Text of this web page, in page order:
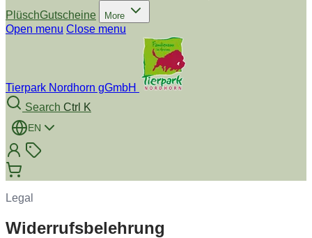
PlüschGutscheine More
Open menu Close menu
Tierpark Nordhorn gGmbH
Search Ctrl K
EN
Legal
Widerrufsbelehrung